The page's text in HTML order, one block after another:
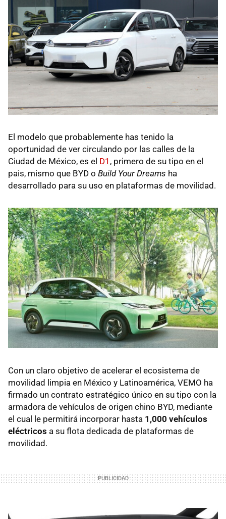
El modelo que probablemente has tenido la
oportunidad de ver circulando por las calles de la
Ciudad de México, es el D1 , primero de su tipo en el
pais, mismo que BYD o Build Your Dreams ha
desarrollado para su uso en plataformas de movilidad.
Con un claro objetivo de acelerar el ecosistema de
movilidad limpia en México y Latinoamérica, VEMO ha
firmado un contrato estratégico único en su tipo con la
armadora de vehículos de origen chino BYD, mediante
el cual le permitirá incorporar hasta 1,000 vehículos
eléctricos a su flota dedicada de plataformas de
movilidad.